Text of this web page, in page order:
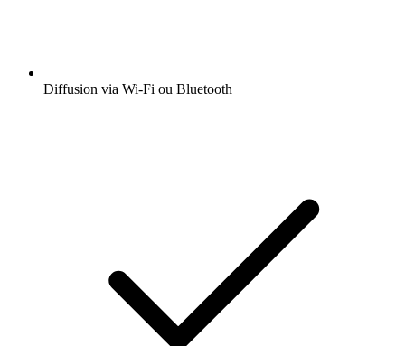
Diffusion via Wi-Fi ou Bluetooth